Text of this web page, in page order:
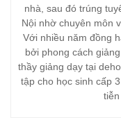
nhà, sau đó trúng
Nội nhờ chuyên môn
Với nhiều năm đồng
bởi phong cách
thầy giảng dạy tại
tập cho học sinh cấp